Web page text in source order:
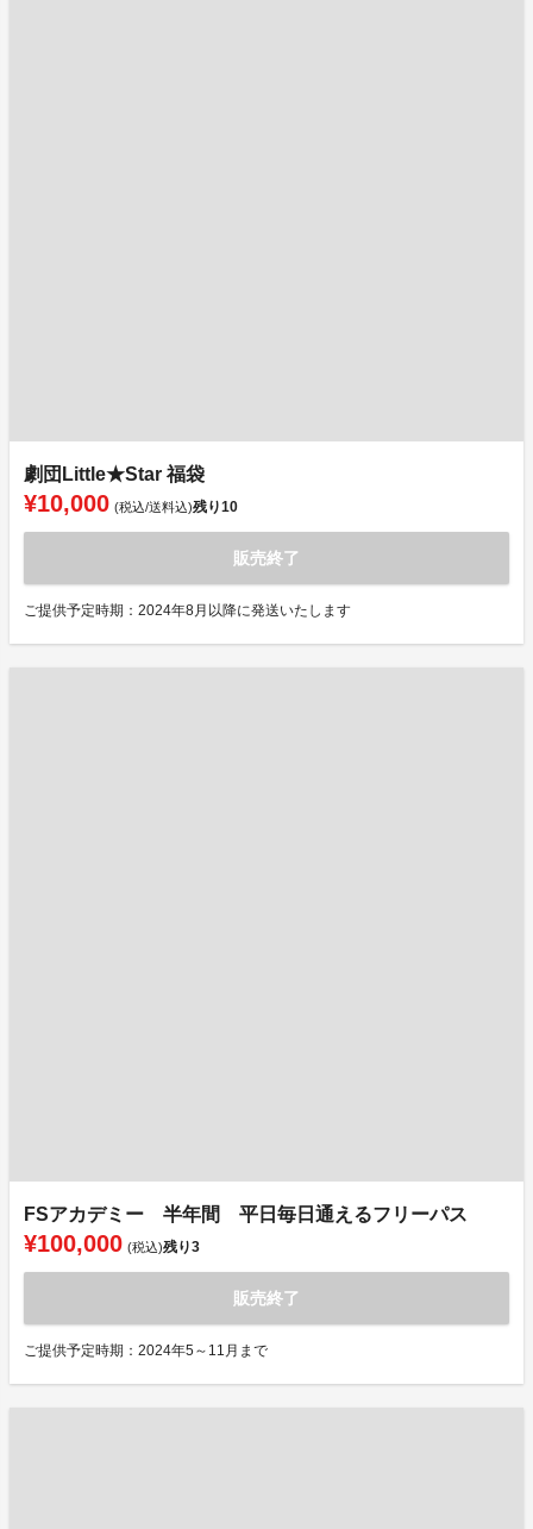
劇団Little★Star 福袋
¥10,000 (税込/送料込)残り10
販売終了
ご提供予定時期：2024年8月以降に発送いたします
FSアカデミー 半年間 平日毎日通えるフリーパス
¥100,000 (税込)残り3
販売終了
ご提供予定時期：2024年5～11月まで